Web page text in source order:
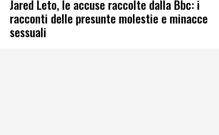
Jared Leto, le accuse raccolte dalla Bbc: i
racconti delle presunte molestie e minacce
sessuali